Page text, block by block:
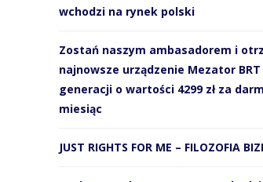
wchodzi na rynek polski
Zostań naszym ambasadorem i
najnowsze urządzenie Mezator BRT
generacji o wartości 4299 zł za
miesiąc
JUST RIGHTS FOR ME – FILOZOFIA